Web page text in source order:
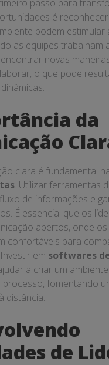
passo para
é
podem estimular
as equipes trabalham
novas
o que pode
da
clara é fundamental
. Utilizar ferramentas
de informações e
É essencial que os
abertos, onde
confortáveis para
em softwares
a criar um
fomentando
distância.
de